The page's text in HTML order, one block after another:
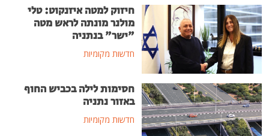
חיזוק למטה איזנקוט: טלי
מולנר מונתה לראש מטה
"ישר" בנתניה
חדשות מקומיות
חסימות לילה בכביש החוף
באזור נתניה
חדשות מקומיות